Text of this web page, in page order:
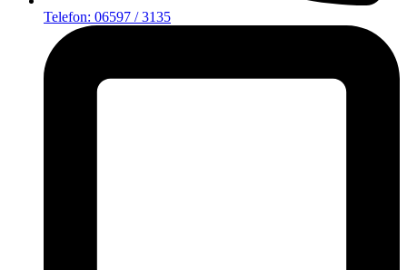
Telefon: 06597 / 3135